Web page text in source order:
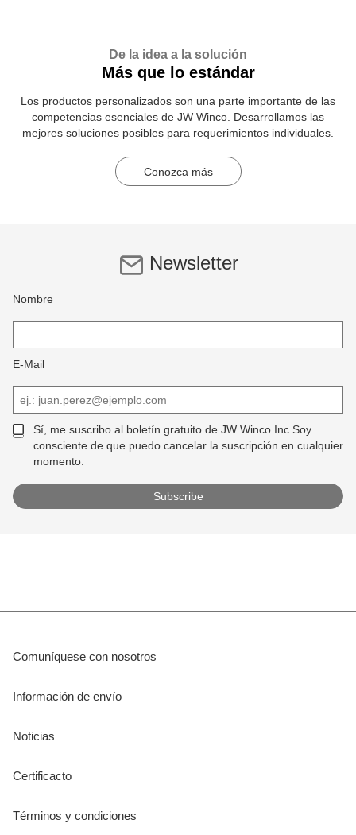
De la idea a la solución
Más que lo estándar
Los productos personalizados son una parte importante de las
competencias esenciales de JW Winco. Desarrollamos las
mejores soluciones posibles para requerimientos individuales.
Conozca más
Newsletter
Nombre
E-Mail
Sí, me suscribo al boletín gratuito de JW Winco Inc Soy
consciente de que puedo cancelar la suscripción en cualquier
momento.
Comuníquese con nosotros
Información de envío
Noticias
Certificacto
Términos y condiciones